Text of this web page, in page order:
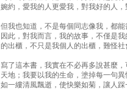
婉約，愛我的人更愛我，對我好的人
但我也知道，不是每個同志像我，都
因此，對我而言，我的故事，不僅是
的出櫃，不只是我個人的出櫃，難怪社
寫了這本書，我實在不必再多說甚麼
天地；我要以我的生命，塗掉每一句
如一縷清風飄逝，使快樂如菊，讓人踩